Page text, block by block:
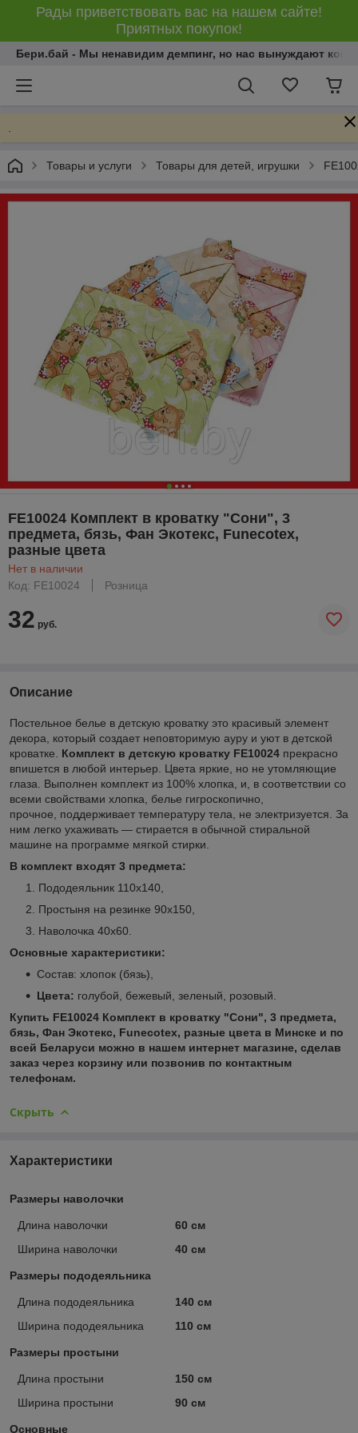
Рады приветствовать вас на нашем сайте!
Приятных покупок!
Бери.бай - Мы ненавидим демпинг, но нас вынуждают
Товары и услуги Товары для детей, игрушки
FE10024 Комплект в кроватку "Сони", 3
предмета, бязь, Фан Экотекс, Funecotex,
разные цвета
Нет в наличии
Код: FE10024
Розница
32 руб.
Описание
Постельное белье в детскую кроватку это красивый элемент
декора, который создает неповторимую ауру и уют в детской
кроватке. Комплект в детскую кроватку FE10024 прекрасно
впишется в любой интерьер. Цвета яркие, но не утомляющие
глаза. Выполнен комплект из 100% хлопка, и, в соответствии со
всеми свойствами хлопка, белье гигроскопично,
прочное, поддерживает температуру тела, не электризуется. За
ним легко ухаживать ― стирается в обычной стиральной
машине на программе мягкой стирки.
В комплект входят 3 предмета:
Пододеяльник 110х140,
Простыня на резинке 90х150,
Наволочка 40х60.
Основные характеристики:
Состав: хлопок (бязь),
Цвета: голубой, бежевый, зеленый, розовый.
Купить FE10024 Комплект в кроватку "Сони", 3 предмета,
бязь, Фан Экотекс, Funecotex, разные цвета в Минске и по
всей Беларуси можно в нашем интернет магазине, сделав
заказ через корзину или позвонив по контактным
телефонам.
Скрыть
Характеристики
Размеры наволочки
Длина наволочки
60 см
Ширина наволочки
40 см
Размеры пододеяльника
Длина пододеяльника
140 см
Ширина пододеяльника
110 см
Размеры простыни
Длина простыни
150 см
Ширина простыни
90 см
Основные